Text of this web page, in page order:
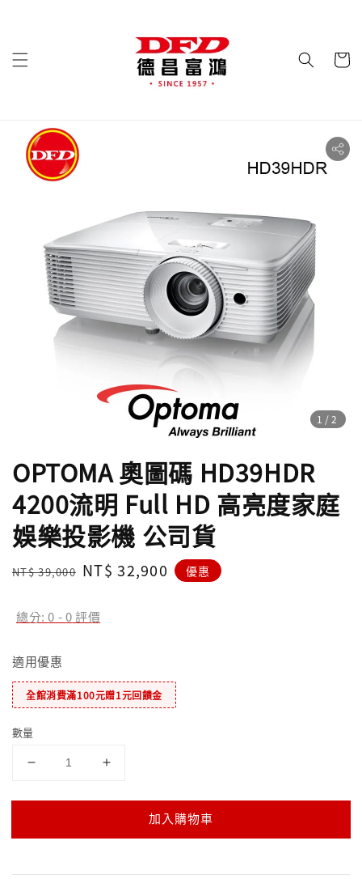
1 /2
OPTOMA 奧圖碼 HD39HDR
4200流明 Full HD 高亮度家庭
娛樂投影機 公司貨
Regular
NT$ 39,000 Sale
NT$ 32,900 優惠
總分:0 -0評價
適用優惠
全館消費滿100元贈1元回饋金
數量
加入購物車